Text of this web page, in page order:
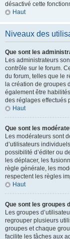
désactivé cette
Haut
Niveaux des
Que sont les
Les administrateurs
contrôle sur le forum.
du forum, telles que le
la création de groupes
également être
des réglages effectués
Haut
Que sont les
Les modérateurs sont
d’utilisateurs
possibilité d’éditer ou
les déplacer, les
règle générale, les
respectent les règles
Haut
Que sont les groupes
Les groupes
regrouper plusieurs
groupes et chaque
facilite les tâches aux